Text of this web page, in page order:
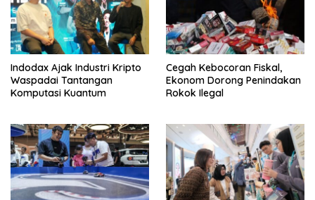
Indodax Ajak Industri Kripto
Waspadai Tantangan
Komputasi Kuantum
Cegah Kebocoran Fiskal,
Ekonom Dorong Penindakan
Rokok Ilegal